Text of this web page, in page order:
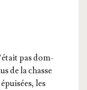
pas dom­
de la chasse
les